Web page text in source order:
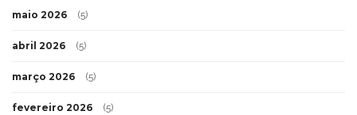
maio 2026 (5)
abril 2026 (5)
março 2026 (5)
fevereiro 2026 (5)